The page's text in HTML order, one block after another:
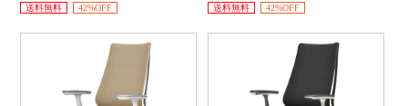
送料無料 42%OFF 送料無料 42%OFF